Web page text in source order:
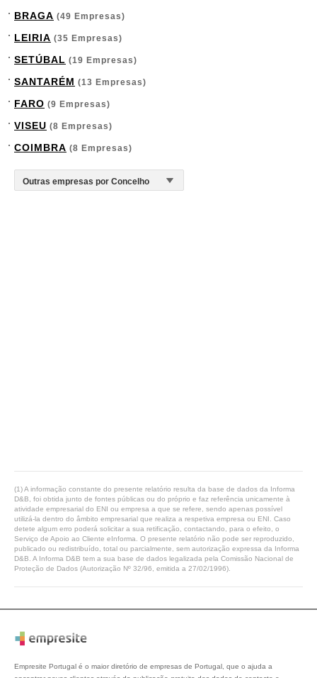
BRAGA (49 Empresas)
LEIRIA (35 Empresas)
SETÚBAL (19 Empresas)
SANTARÉM (13 Empresas)
FARO (9 Empresas)
VISEU (8 Empresas)
COIMBRA (8 Empresas)
(1) A informação constante do presente relatório resulta da base de dados da Informa
D&B, foi obtida junto de fontes públicas ou do próprio e faz referência unicamente à
atividade empresarial do ENI ou empresa a que se refere, sendo apenas possível
utilizá-la dentro do âmbito empresarial que realiza a respetiva empresa ou ENI. Caso
detete algum erro poderá solicitar a sua retificação, contactando, para o efeito, o
Serviço de Apoio ao Cliente eInforma. O presente relatório não pode ser reproduzido,
publicado ou redistribuído, total ou parcialmente, sem autorização expressa da Informa
D&B. A Informa D&B tem a sua base de dados legalizada pela Comissão Nacional de
Proteção de Dados (Autorização Nº 32/96, emitida a 27/02/1996).
Empresite Portugal é o maior diretório de empresas de Portugal, que o ajuda a